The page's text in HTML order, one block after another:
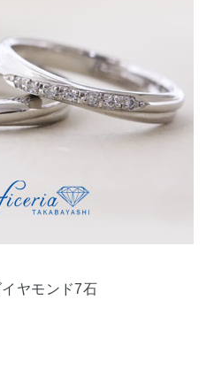
ヤモンド7石